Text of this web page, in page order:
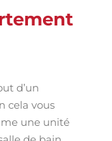
d’un
cela vous
une unité